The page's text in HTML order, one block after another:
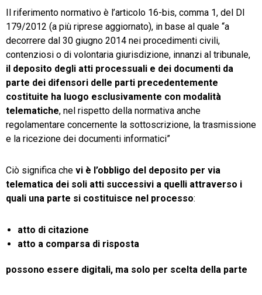
Il riferimento normativo è l’articolo 16-bis, comma 1, del Dl
179/2012 (a più riprese aggiornato), in base al quale “a
decorrere dal 30 giugno 2014 nei procedimenti civili,
contenziosi o di volontaria giurisdizione, innanzi al tribunale,
il deposito degli atti processuali e dei documenti da
parte dei difensori delle parti precedentemente
costituite ha luogo esclusivamente con modalità
telematiche, nel rispetto della normativa anche
regolamentare concernente la sottoscrizione, la trasmissione
e la ricezione dei documenti informatici”
Ciò significa che vi è l’obbligo del deposito per via
telematica dei soli atti successivi a quelli attraverso i
quali una parte si costituisce nel processo:
atto di citazione
atto a comparsa di risposta
possono essere digitali, ma solo per scelta della parte